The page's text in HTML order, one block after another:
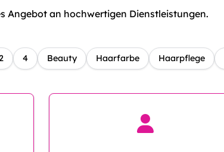
Angebot an hochwertigen Dienstleistungen.
2 4 Beauty Haarfarbe Haarpflege